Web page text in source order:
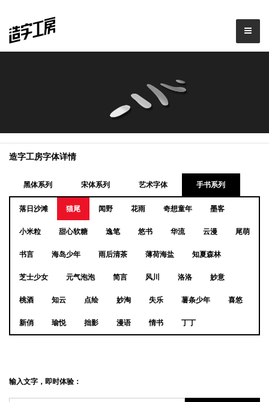
造字工房字体详情
黑体系列 宋体系列 艺术字体 手书系列
落日沙滩 猫尾 闻野 花雨 奇想童年 墨客
小米粒 甜心软糖 逸笔 悠书 华流 云漫 尾萌
书言 海岛少年 雨后清茶 薄荷海盐 知夏森林
芝士少女 元气泡泡 简言 风川 洛洛 妙意
桃酒 知云 点绘 妙淘 失乐 薯条少年 喜悠
新俏 瑜悦 拙影 漫语 情书 丁丁
输入文字，即时体验：